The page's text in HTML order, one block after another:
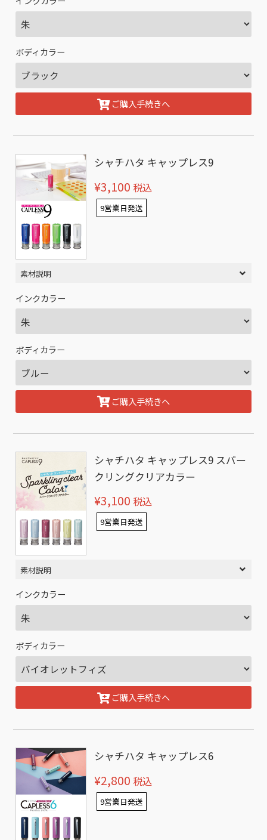
ボディカラー
ご購入手続きへ
シャチハタ キャップレス9
¥3,100 税込
9営業日発送
素材説明
インクカラー
ボディカラー
ご購入手続きへ
シャチハタ キャップレス9 スパー
クリングクリアカラー
¥3,100 税込
9営業日発送
素材説明
インクカラー
ボディカラー
ご購入手続きへ
シャチハタ キャップレス6
¥2,800 税込
9営業日発送